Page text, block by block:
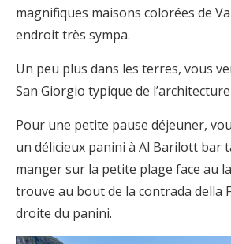
magnifiques maisons colorées de
endroit très sympa.
Un peu plus dans les terres, vous
San Giorgio typique de
Pour une petite pause déjeuner,
un délicieux panini à Al Barilott bar
manger sur la petite plage face au
trouve au bout de la contrada della
droite du panini.